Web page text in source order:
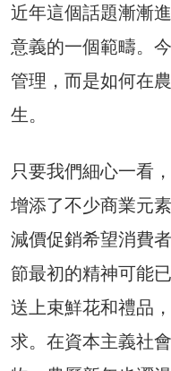
近年這個話題漸漸
意義的一個範疇。
管理，而是如何在
生。
只要我們細心一看
增添了不少商業元
減價促銷希望消費
節最初的精神可能
送上束鮮花和禮品
求。在資本主義社